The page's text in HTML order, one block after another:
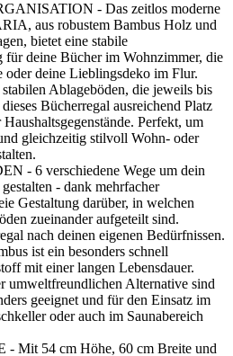
- Das zeitlos moderne
aus robustem Bambus Holz und
bietet eine stabile
für deine Bücher im Wohnzimmer, die
deine Lieblingsdeko im Flur.
Ablageböden, die jeweils bis
Bücherregal ausreichend Platz
Perfekt, um
gleichzeitig stilvoll Wohn- oder
- 6 verschiedene Wege um dein
- dank mehrfacher
Gestaltung darüber, in welchen
zueinander aufgeteilt sind.
nach deinen eigenen Bedürfnissen.
ist ein besonders schnell
mit einer langen Lebensdauer.
umweltfreundlichen Alternative sind
geeignet und für den Einsatz im
oder auch im Saunabereich
- Mit 54 cm Höhe, 60 cm Breite und